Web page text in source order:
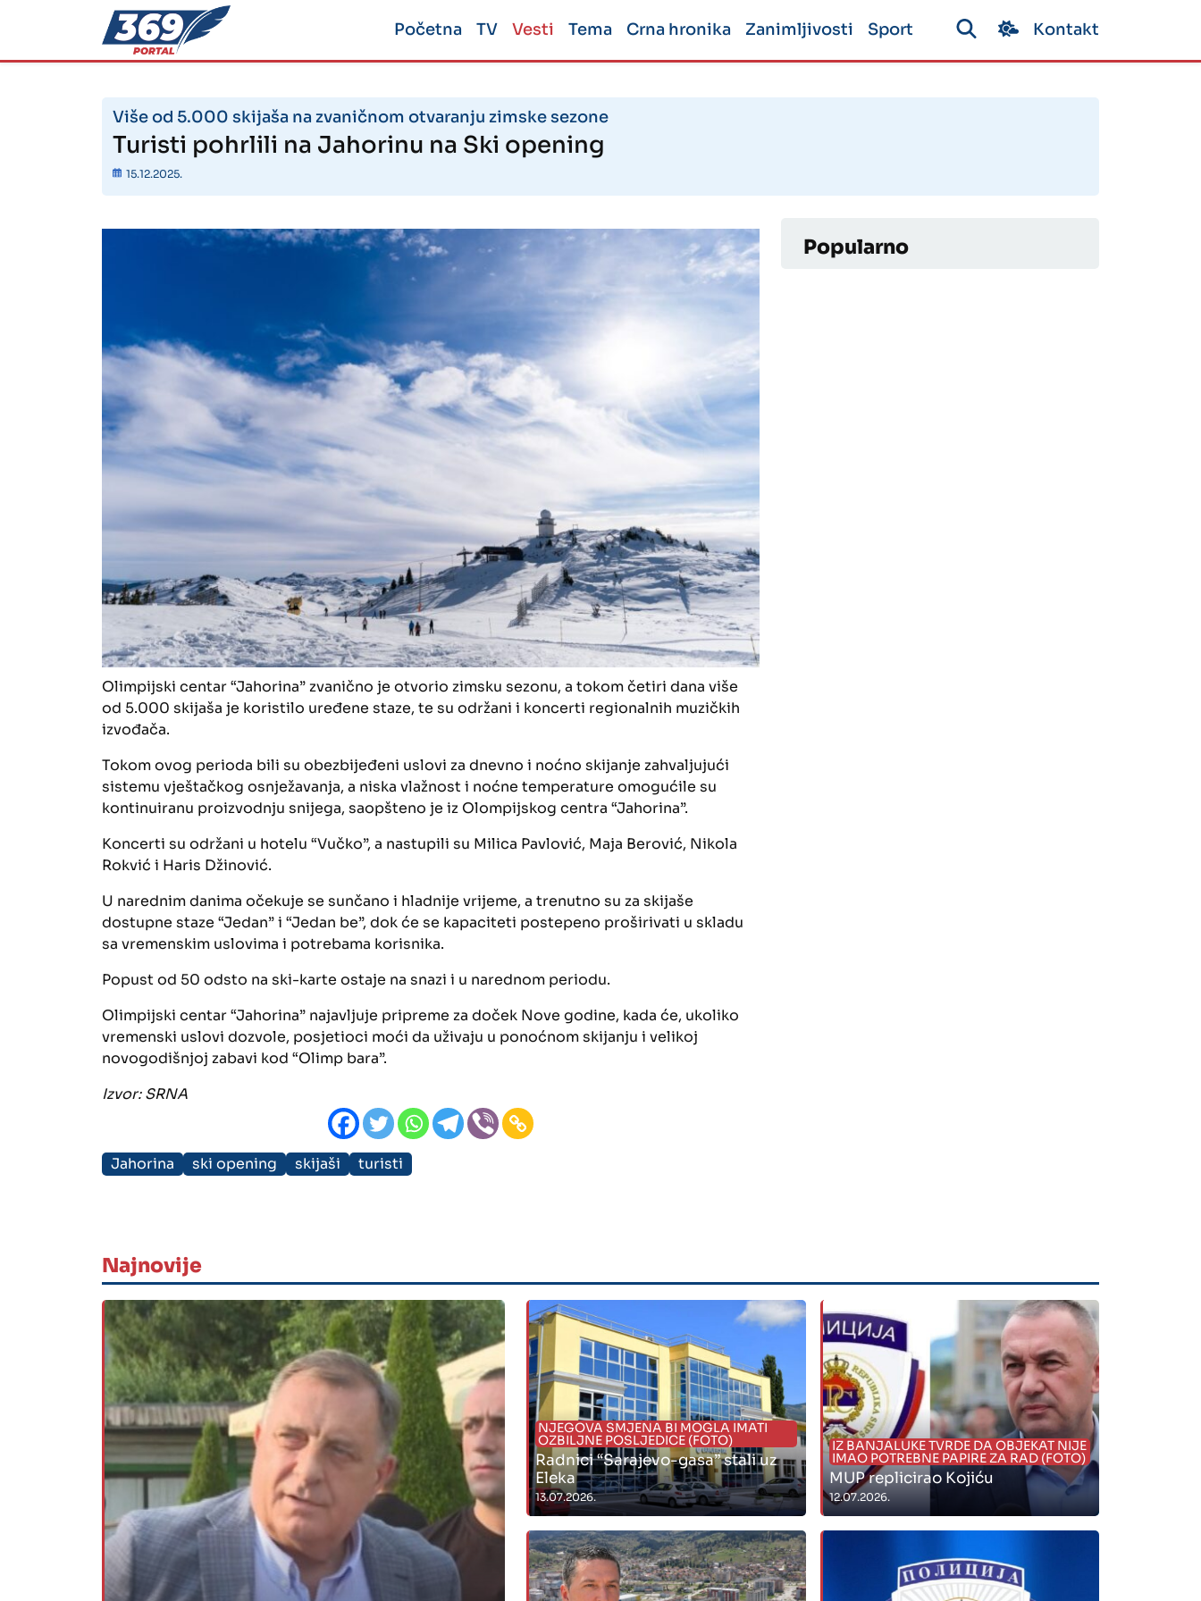
Početna TV Vesti Tema Crna hronika Zanimljivosti Sport Kontakt
Više od 5.000 skijaša na zvaničnom otvaranju zimske sezone
Turisti pohrlili na Jahorinu na Ski opening
15.12.2025.
Olimpijski centar “Jahorina” zvanično je otvorio zimsku sezonu, a tokom četiri dana više
od 5.000 skijaša je koristilo uređene staze, te su održani i koncerti regionalnih muzičkih
izvođača.
Tokom ovog perioda bili su obezbijeđeni uslovi za dnevno i noćno skijanje zahvaljujući
sistemu vještačkog osnježavanja, a niska vlažnost i noćne temperature omogućile su
kontinuiranu proizvodnju snijega, saopšteno je iz Olompijskog centra “Jahorina”.
Koncerti su održani u hotelu “Vučko”, a nastupili su Milica Pavlović, Maja Berović, Nikola
Rokvić i Haris Džinović.
U narednim danima očekuje se sunčano i hladnije vrijeme, a trenutno su za skijaše
dostupne staze “Jedan” i “Jedan be”, dok će se kapaciteti postepeno proširivati u skladu
sa vremenskim uslovima i potrebama korisnika.
Popust od 50 odsto na ski-karte ostaje na snazi i u narednom periodu.
Olimpijski centar “Jahorina” najavljuje pripreme za doček Nove godine, kada će, ukoliko
vremenski uslovi dozvole, posjetioci moći da uživaju u ponoćnom skijanju i velikoj
novogodišnjoj zabavi kod “Olimp bara”.
Izvor:SRNA
Jahorina ski opening skijaši turisti
Popularno
Najnovije
" alt="">
NJEGOVA SMJENA BI MOGLA IMATI
OZBILJNE POSLJEDICE (FOTO)
Radnici “Sarajevo-gasa” stali uz
Eleka
13.07.2026.
" alt="">
IZ BANJALUKE TVRDE DA OBJEKAT NIJE
IMAO POTREBNE PAPIRE ZA RAD (FOTO)
MUP replicirao Kojiću
12.07.2026.